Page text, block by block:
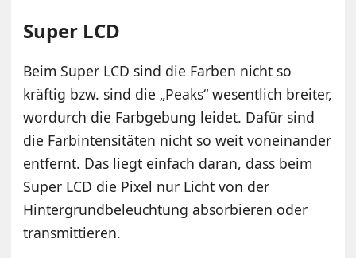
Super LCD
Beim Super LCD sind die Farben nicht so
kräftig bzw. sind die „Peaks“ wesentlich breiter,
wordurch die Farbgebung leidet. Dafür sind
die Farbintensitäten nicht so weit voneinander
entfernt. Das liegt einfach daran, dass beim
Super LCD die Pixel nur Licht von der
Hintergrundbeleuchtung absorbieren oder
transmittieren.